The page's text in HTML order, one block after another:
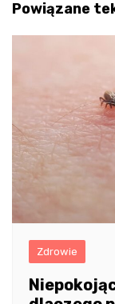
Powiązane
Zdrowie